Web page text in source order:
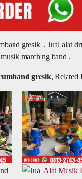
gresik. . Jual alat
marching band .
gresik, Related